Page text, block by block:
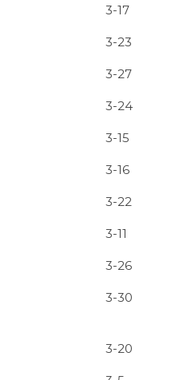
3-17
3-23
3-27
3-24
3-15
3-16
3-22
3-11
3-26
3-30
3-20